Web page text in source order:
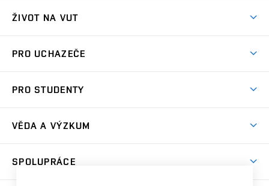
ŽIVOT NA VUT
Koleje
Sport na VUT
Brno
PRO UCHAZEČE
Dny otevřených dveří
Celoživotní vzdělávání
PRO STUDENTY
Harmonogram akademického roku
Závěrečné práce
Zpracování osobních údajů studentů
Sociální bezpečí
Studium bez bariér
VĚDA A VÝZKUM
SPOLUPRÁCE